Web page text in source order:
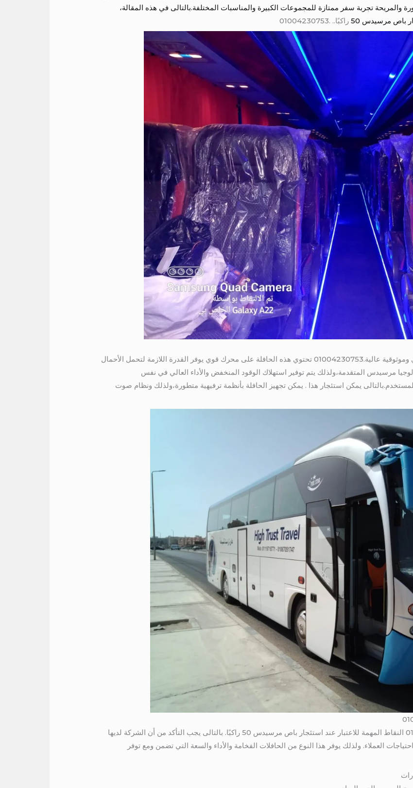
والمريحة تجربة سفر ممتازة للمجموعات الكبيرة والمناسبات المختلفة.بالتالى في هذه المقالة،
باص مرسيدس 50
راكبًا.. .01004230753
بالتالى تتميز حافلة مرسيدس 50 راكبًا بأداء قوي وموثوقية عالية.01004230753 تحتوي هذه الحافلة على محرك قوي يوفر القدرة اللازمة لتحمل الأحمال
مرسيدس المتقدمة،ولذلك يتم توفير استهلاك الوقود المنخفض والأداء العالي في نفس
يمكن استئجار هذا . يمكن تجهيز الحافلة بأنظمة ترفيهية متطورة،ولذلك ونظام صوت
بالتالى يجب أن نناقش أيضًا بعض 01004230753 النقاط المهمة للاعتبار عند استئجار باص مرسيدس 50 راكبًا. بالتالى يجب التأكد من أن الشركة لديها
العملاء. ولذلك يوفر هذا النوع من الحافلات الفخامة والأداء والسعة التي تضمن ومع توفر